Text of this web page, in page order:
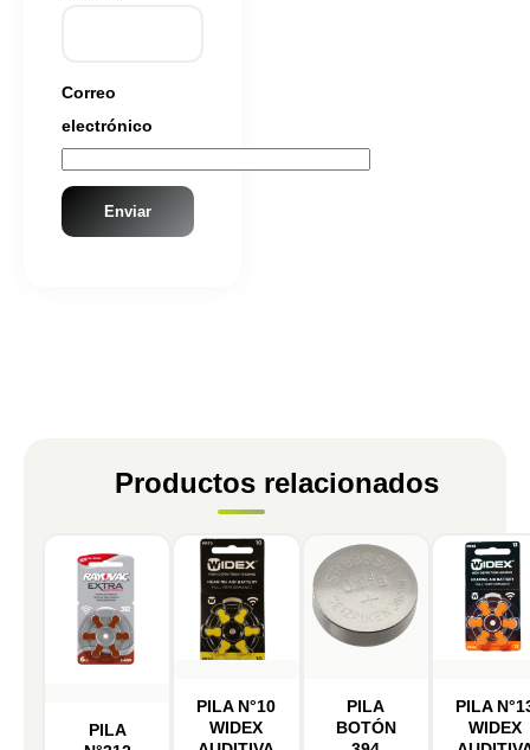
Correo
electrónico
Productos relacionados
PILA
PILA N°10
WIDEX
PILA
BOTÓN
PILA
WIDEX